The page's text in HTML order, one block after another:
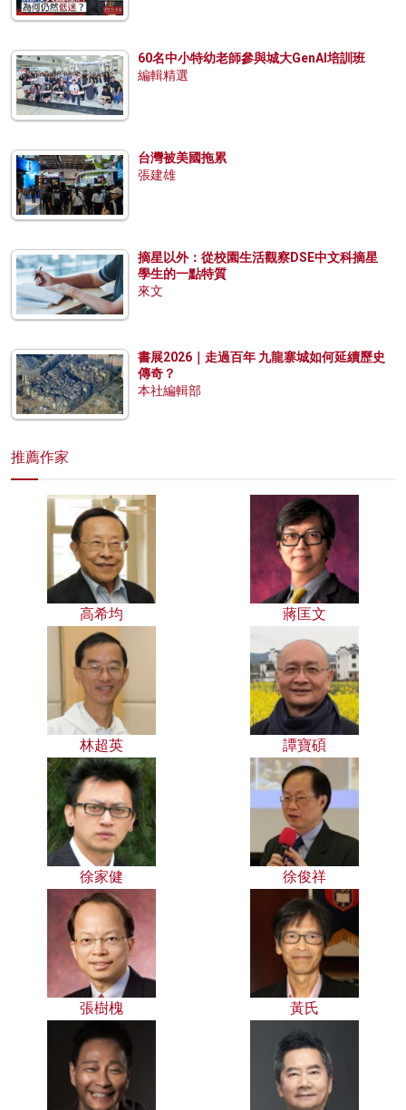
60名中小特幼老師參與城大GenAI培訓班
編輯精選
台灣被美國拖累
張建雄
摘星以外：從校園生活觀察DSE中文科摘星
學生的一點特質
來文
書展2026｜走過百年 九龍寨城如何延續歷史
傳奇？
本社編輯部
推薦作家
高希均 蔣匡文
林超英 譚寶碩
徐家健 徐俊祥
張樹槐 黃氏